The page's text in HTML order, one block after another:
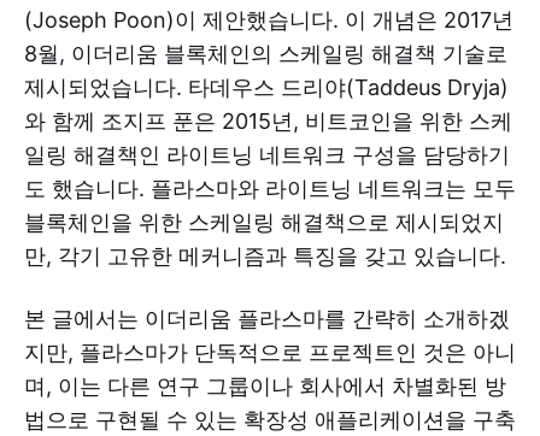
(Joseph Poon)이 제안했습니다. 이 개념은 2017년
8월, 이더리움 블록체인의 스케일링 해결책 기술로
제시되었습니다. 타데우스 드리야(Taddeus Dryja)
와 함께 조지프 푼은 2015년, 비트코인을 위한 스케
일링 해결책인 라이트닝 네트워크 구성을 담당하기
도 했습니다. 플라스마와 라이트닝 네트워크는 모두
블록체인을 위한 스케일링 해결책으로 제시되었지
만, 각기 고유한 메커니즘과 특징을 갖고 있습니다.
본 글에서는 이더리움 플라스마를 간략히 소개하겠
지만, 플라스마가 단독적으로 프로젝트인 것은 아니
며, 이는 다른 연구 그룹이나 회사에서 차별화된 방
법으로 구현될 수 있는 확장성 애플리케이션을 구축